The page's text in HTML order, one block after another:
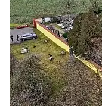
Jakými nástroji
13 do procesů
Třebonice a Chaby,
Metropolitn...